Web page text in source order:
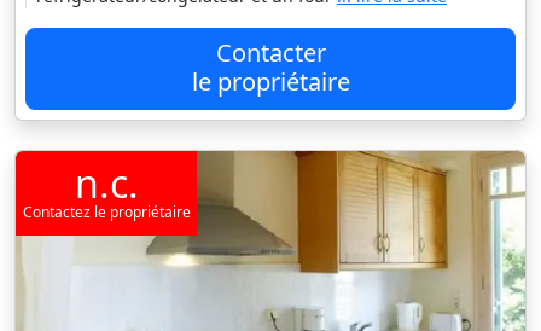
Contacter
le propriétaire
n.c.
Contactez le propriétaire